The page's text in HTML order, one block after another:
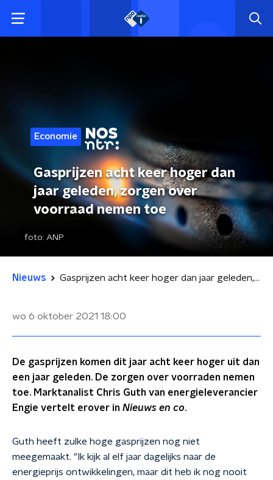
Economie
Gasprijzen acht keer hoger dan
jaar geleden, zorgen over
voorraad nemen toe
foto: ANP
Nieuws Gasprijzen acht keer hoger dan jaar geleden, zorgen over voorraad nemen toe
wo 6 oktober 2021 18:00
De gasprijzen komen dit jaar acht keer hoger uit dan
een jaar geleden. De zorgen over voorraden nemen
toe. Marktanalist Chris Guth van energieleverancier
Engie vertelt erover in Nieuws en co.
Guth heeft zulke hoge gasprijzen nog niet
meegemaakt. "Ik kijk al elf jaar dagelijks naar de
energieprijs ontwikkelingen, maar dit heb ik nog nooit